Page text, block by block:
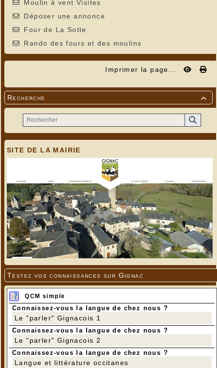
Moulin à vent Visites
Déposer une annonce
Four de La Sotte
Rando des fours et des moulins
Imprimer la page...

Recherche
SITE DE LA MAIRIE
Testez vos connaissances sur Gignac
QCM simple
Connaissez-vous la langue de chez nous ?
Le "parler" Gignacois 1
Connaissez-vous la langue de chez nous ?
Le "parler" Gignacois 2
Connaissez-vous la langue de chez nous ?
Langue et littérature occitanes